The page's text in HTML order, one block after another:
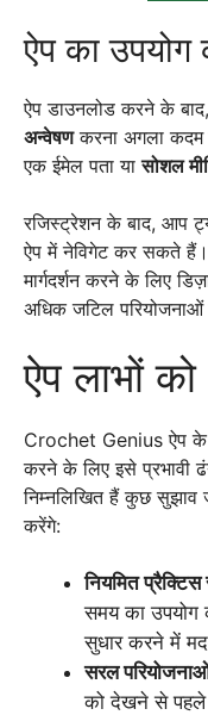
ऐप का उपयोग
ऐप डाउनलोड करने के
अन्वेषणकरना अगला कदम
एक ईमेल पता यासोशल
रजिस्ट्रेशन के बाद, आप
ऐप में नेविगेट कर सकते
मार्गदर्शन करने के लिए
अधिक जटिल
ऐप लाभों
Crochet Genius ऐप
करने के लिए इसे प्रभावी
निम्नलिखित हैं कुछ
करेंगे:
नियमित प्रैक्टिस
समय का
सुधार करने में
सरल
को देखने से पहले